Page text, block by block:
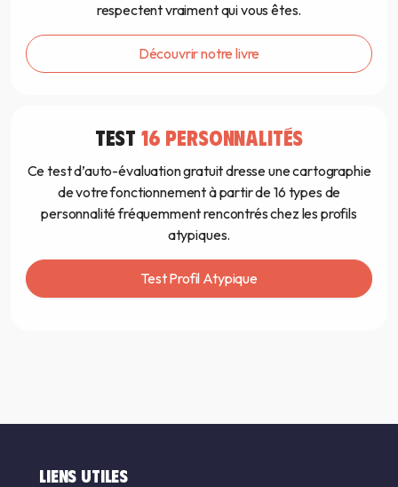
respectent vraiment qui vous êtes.
Découvrir notre livre
TEST 16 PERSONNALITÉS
Ce test d’auto-évaluation gratuit dresse une cartographie
de votre fonctionnement à partir de 16 types de
personnalité fréquemment rencontrés chez les profils
atypiques.
Test Profil Atypique
LIENS UTILES